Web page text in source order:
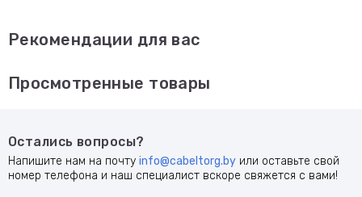
Рекомендации для вас
Просмотренные товары
Остались вопросы?
Напишите нам на почту info@cabeltorg.by или оставьте свой
номер телефона и наш специалист вскоре свяжется с вами!